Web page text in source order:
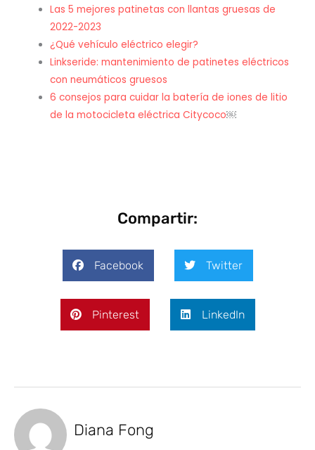
Las 5 mejores patinetas con llantas gruesas de
2022-2023
¿Qué vehículo eléctrico elegir?
Linkseride: mantenimiento de patinetes eléctricos
con neumáticos gruesos
6 consejos para cuidar la batería de iones de litio
de la motocicleta eléctrica Citycoco￼
Compartir:
Facebook Twitter
Pinterest LinkedIn
Diana Fong